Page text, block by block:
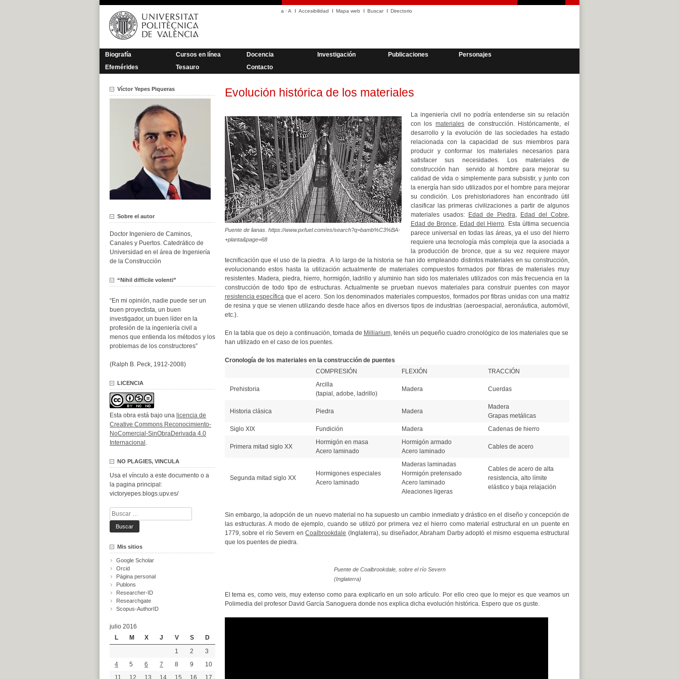
Saltar
contenido
a ·A Accesibilidad Mapa web Buscar Directorio
Biografía Cursos en línea Docencia Investigación Publicaciones
Personajes
Efemérides
Tesauro Contacto
Evolución histórica de los materiales
Puente de lianas. https://www.pxfuel.com/es/search?q=bamb%C3%BA-
+planta&page=68
La ingeniería civil no podría entenderse sin su relación
con los materiales de construcción. Históricamente, el
desarrollo y la evolución de las sociedades ha estado
relacionada con la capacidad de sus miembros para
producir y conformar los materiales necesarios para
satisfacer sus necesidades. Los materiales de
construcción han servido al hombre para mejorar su
calidad de vida o simplemente para subsistir, y junto con
la energía han sido utilizados por el hombre para mejorar
su condición. Los prehistoriadores han encontrado útil
clasificar las primeras civilizaciones a partir de algunos
materiales usados:
Edad de Piedra, Edad del Cobre,
Edad de Bronce, Edad del Hierro. Esta última secuencia
parece universal en todas las áreas, ya el uso del hierro
requiere una tecnología más compleja que la asociada a
la producción de bronce, que a su vez requiere mayor
tecnificación que el uso de la piedra. A lo largo de la historia se han ido empleando distintos materiales en su construcción,
evolucionando estos hasta la utilización actualmente de materiales compuestos formados por fibras de materiales muy
resistentes. Madera, piedra, hierro, hormigón, ladrillo y aluminio han sido los materiales utilizados con más frecuencia en la
construcción de todo tipo de estructuras. Actualmente se prueban nuevos materiales para construir puentes con mayor
resistencia específicaque el acero. Son los denominados materiales compuestos, formados por fibras unidas con una matriz
de resina y que se vienen utilizando desde hace años en diversos tipos de industrias (aeroespacial, aeronáutica, automóvil,
etc.).
En la tabla que os dejo a continuación, tomada de Milliarium, tenéis un pequeño cuadro cronológico de los materiales que se
han utilizado en el caso de los puentes.
Cronología de los materiales en la construcción de puentes
COMPRESIÓN
FLEXIÓN TRACCIÓN
Prehistoria
Arcilla
(tapial, adobe, ladrillo)
Madera Cuerdas
Historia clásica Piedra Madera
Madera
Grapas metálicas
Siglo XIX
Fundición Madera Cadenas de hierro
Primera mitad siglo XX
Hormigón en masa
Acero laminado
Hormigón armado
Acero laminado
Cables de acero
Segunda mitad siglo XX
Hormigones especiales
Acero laminado
Maderas laminadas
Hormigón pretensado
Acero laminado
Aleaciones ligeras
Cables de acero de alta
resistencia, alto límite
elástico y baja relajación
Sin embargo, la adopción de un nuevo material no ha supuesto un cambio inmediato y drástico en el diseño y concepción de
las estructuras. A modo de ejemplo, cuando se utilizó por primera vez el hierro como material estructural en un puente en
1779, sobre el río Severn enCoalbrookdale (Inglaterra), su diseñador, Abraham Darby adoptó el mismo esquema estructural
que los puentes de piedra.
Puente de Coalbrookdale, sobre el río Severn
(Inglaterra)
El tema es, como veis, muy extenso como para explicarlo en un solo artículo. Por ello creo que lo mejor es que veamos un
Polimedia del profesor David García Sanoguera donde nos explica dicha evolución histórica. Espero que os guste.
Víctor Yepes Piqueras
Sobre el autor
Doctor Ingeniero de Caminos,
Canales y Puertos. Catedrático de
Universidad en el área de Ingeniería
de la Construcción
“Nihil difficile volenti”
“En mi opinión, nadie puede ser un
buen proyectista, un buen
investigador, un buen líder en la
profesión de la ingeniería civil a
menos que entienda los métodos y los
problemas de los constructores”
(Ralph B. Peck, 1912-2008)
LICENCIA
Esta obra está bajo una licencia de
Creative Commons Reconocimiento-
NoComercial-SinObraDerivada 4.0
Internacional .
NO PLAGIES, VINCULA
Usa el vínculo a este documento o a
la pagina principal:
victoryepes.blogs.upv.es/
Buscar:
Mis sitios
Google Scholar
Orcid
Página personal
Publons
Researcher-ID
Researchgate
Scopus-AuthorID
julio 2016
L
M X J V S
D
1
2
3
4
5 6 7 8 9
10
11
12 13 14 15 16
17